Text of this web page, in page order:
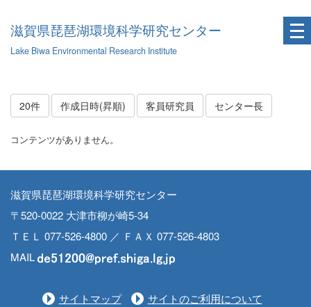
滋賀県琵琶湖環境科学研究センター
Lake Biwa Environmental Research Institute
20件 作成日時(昇順) 客員研究員 センター長
コンテンツがありません。
滋賀県琵琶湖環境科学研究センター
〒520-0022 大津市柳が崎5-34
ＴＥＬ 077-526-4800 ／ ＦＡＸ 077-526-4803
MAIL
サイトマップ サイトのご利用について